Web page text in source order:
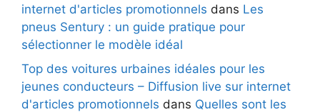
internet d'articles promotionnels dans Les
pneus Sentury : un guide pratique pour
sélectionner le modèle idéal
Top des voitures urbaines idéales pour les
jeunes conducteurs – Diffusion live sur internet
d'articles promotionnels dans Quelles sont les